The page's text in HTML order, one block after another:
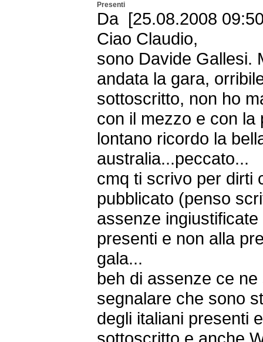
Presenti
Da [25.08.2008
Ciao Claudio,
sono Davide Gallesi.
andata la gara,
sottoscritto, non ho
con il mezzo e con la
lontano ricordo la
australia...peccato...
cmq ti scrivo per dirti
pubblicato (penso
assenze
presenti e non alla
gala...
beh di assenze ce
segnalare che sono
degli italiani presenti